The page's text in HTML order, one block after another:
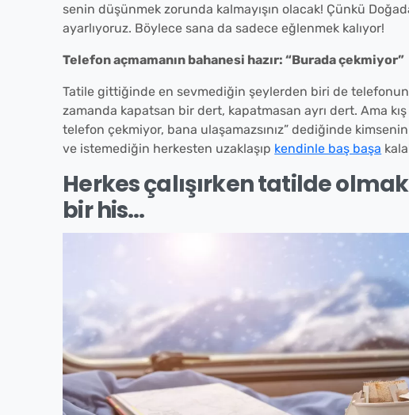
senin düşünmek zorunda kalmayışın olacak! Çünkü
ayarlıyoruz. Böylece sana da sadece eğlenmek kalıyor!
Telefon açmamanın bahanesi hazır: “Burada çekmiyor”
Tatile gittiğinde en sevmediğin şeylerden biri de
zamanda kapatsan bir dert, kapatmasan ayrı dert. Ama
telefon çekmiyor, bana ulaşamazsınız” dediğinde
ve istemediğin herkesten uzaklaşıp kendinle baş başa
Herkes çalışırken tatilde
bir his…